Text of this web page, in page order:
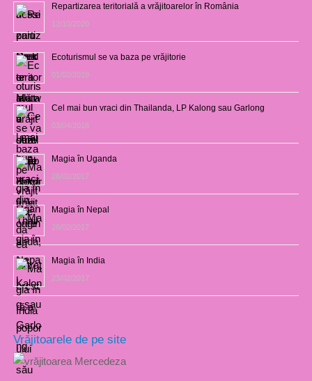
Repartizarea teritorială a vrăjitoarelor în România
12/10/2020
Ecoturismul se va baza pe vrăjitorie
01/02/2019
Cel mai bun vraci din Thailanda, LP Kalong sau Garlong
03/04/2018
Magia în Uganda
28/02/2017
Magia în Nepal
26/02/2017
Magia în India
23/02/2017
Vrăjitoarele de pe site